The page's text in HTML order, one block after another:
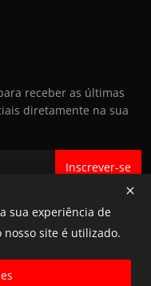
receber as últimas
diretamente na sua
Inscrever-se
sua experiência de
nosso site é utilizado.